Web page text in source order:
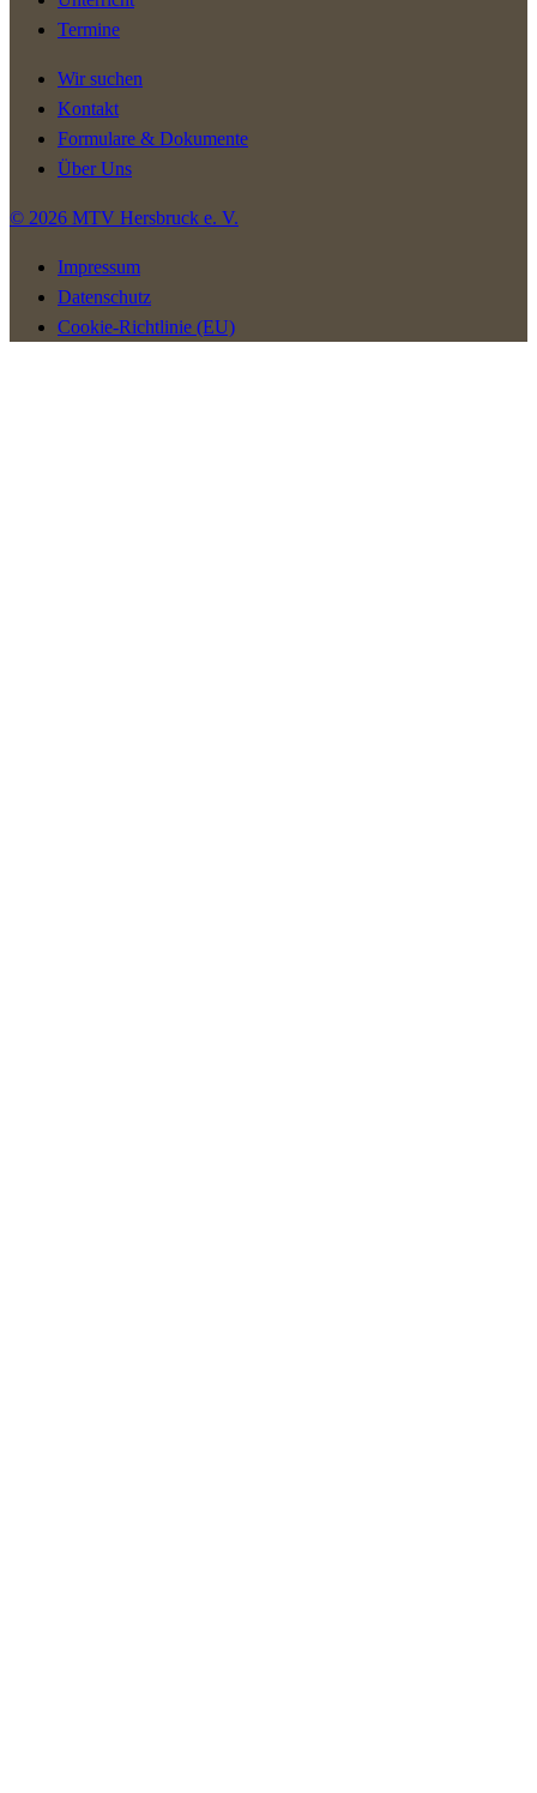
Termine
Wir suchen
Kontakt
Formulare & Dokumente
Über Uns
© 2026 MTV Hersbruck e. V.
Impressum
Datenschutz
Cookie-Richtlinie (EU)